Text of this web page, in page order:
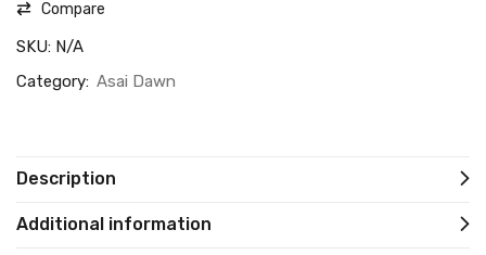
Compare
SKU: N/A
Category: Asai Dawn
Description
Additional information